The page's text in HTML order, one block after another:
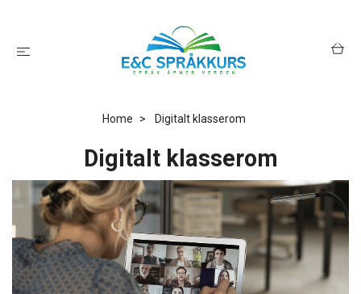
Home Digitalt klasserom
Digitalt klasserom